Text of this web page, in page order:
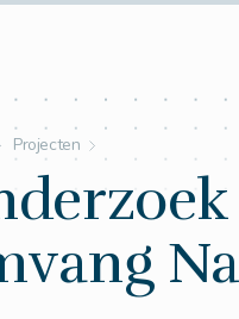
Projecten